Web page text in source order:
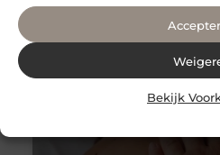
Bekijk